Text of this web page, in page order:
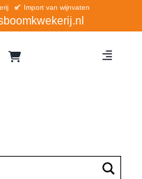
Import van wijnvaten
Toggle